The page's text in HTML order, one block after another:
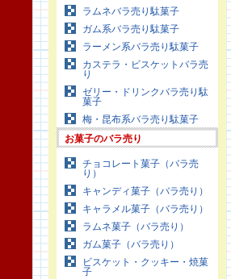
ラムネバラ売り駄菓子
ガム系バラ売り駄菓子
ラーメン系バラ売り駄菓子
カステラ・ビスケットバラ売
り
ゼリー・ドリンクバラ売り駄
菓子
梅・昆布系バラ売り駄菓子
お菓子のバラ売り
チョコレート菓子（バラ売
り）
キャンディ菓子（バラ売り）
キャラメル菓子（バラ売り）
ラムネ菓子（バラ売り）
ガム菓子（バラ売り）
ビスケット・クッキー・焼菓
子